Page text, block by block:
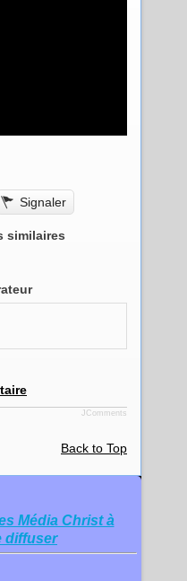
Signaler
similaires
JComments
Back to Top
Média Christ à
diffuser